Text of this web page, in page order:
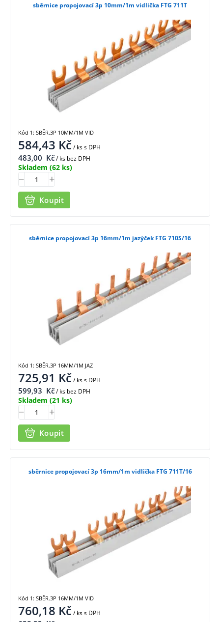
sběrnice propojovací 3p 10mm/1m vidlička FTG 711T
584,43 Kč/ kss DPH
483,00 Kč/ ks bez DPH
Skladem (62 ks)
Koupit
Kód 1: SBĚR.3P 10MM/1M VID
sběrnice propojovací 3p 16mm/1m jazýček FTG 710S/16
725,91 Kč/ kss DPH
599,93 Kč/ ks bez DPH
Skladem (21 ks)
Koupit
Kód 1: SBĚR.3P 16MM/1M JAZ
sběrnice propojovací 3p 16mm/1m vidlička FTG 711T/16
760,18 Kč/ kss DPH
Kód 1: SBĚR.3P 16MM/1M VID